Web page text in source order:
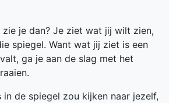
je dan? Je ziet wat jij wilt zien,
spiegel. Want wat jij ziet is een
ga je aan de slag met het
de spiegel zou kijken naar jezelf,